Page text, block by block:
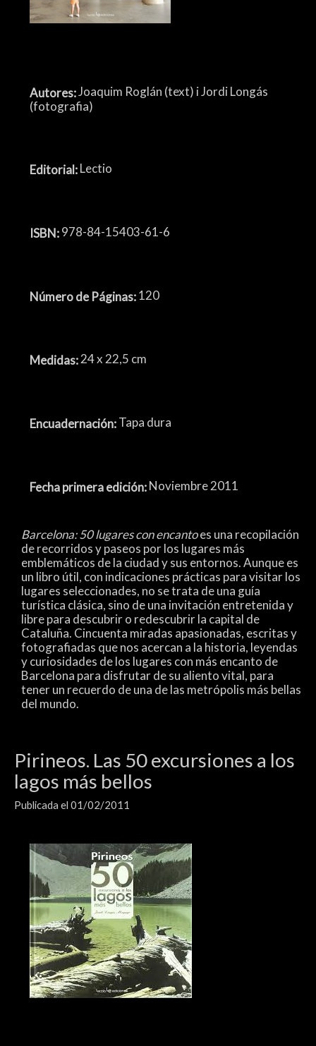
Autores:Joaquim Roglán (text) i Jordi Longás
(fotografia)
Editorial:Lectio
ISBN:978-84-15403-61-6
Número de Páginas:120
Medidas:24 x 22,5 cm
Encuadernación:Tapa dura
Fecha primera edición:Noviembre 2011
Barcelona: 50 lugares con encantoes una recopilación
de recorridos y paseos por los lugares más
emblemáticos de la ciudad y sus entornos. Aunque es
un libro útil, con indicaciones prácticas para visitar los
lugares seleccionades, no se trata de una guía
turística clásica, sino de una invitación entretenida y
libre para descubrir o redescubrir la capital de
Cataluña. Cincuenta miradas apasionadas, escritas y
fotografiadas que nos acercan a la historia, leyendas
y curiosidades de los lugares con más encanto de
Barcelona para disfrutar de su aliento vital, para
tener un recuerdo de una de las metrópolis más bellas
del mundo.
Pirineos. Las 50 excursiones a los
lagos más bellos
Publicada el 01/02/2011